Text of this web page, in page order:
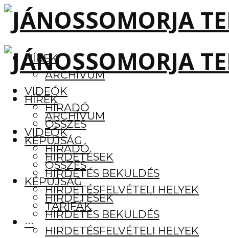
HÍREK
ARCHÍVUM
VIDEÓK
HÍRADÓ
ÖSSZES
KÉPÚJSÁG
HIRDETÉSEK
HIRDETÉS BEKÜLDÉS
HIRDETÉSFELVÉTELI HELYEK
TARIFÁK
···
HÍREK
ARCHÍVUM
VIDEÓK
HÍRADÓ
ÖSSZES
KÉPÚJSÁG
HIRDETÉSEK
HIRDETÉS BEKÜLDÉS
HIRDETÉSFELVÉTELI HELYEK